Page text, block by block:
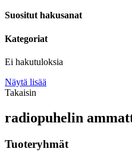
Suositut hakusanat
Kategoriat
Ei hakutuloksia
Näytä lisää
Takaisin
radiopuhelin
Tuoteryhmät